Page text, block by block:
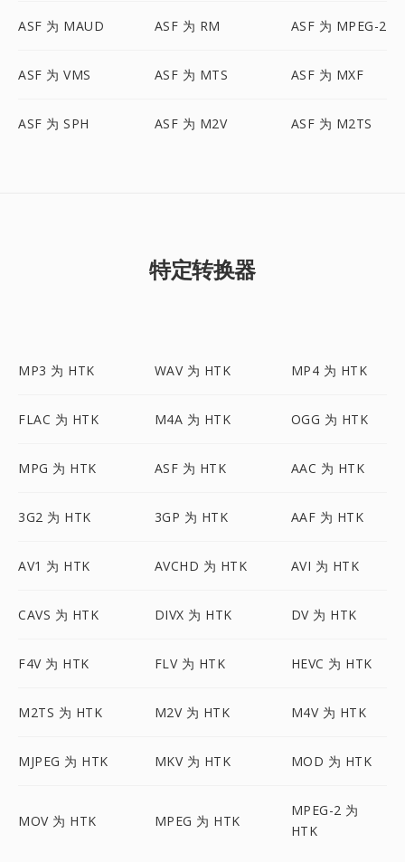
ASF 为 MAUD ASF 为 RM ASF 为 MPEG-2
ASF 为 VMS ASF 为 MTS ASF 为 MXF
ASF 为 SPH ASF 为 M2V ASF 为 M2TS
特定转换器
MP3 为 HTK WAV 为 HTK MP4 为 HTK
FLAC 为 HTK M4A 为 HTK OGG 为 HTK
MPG 为 HTK ASF 为 HTK AAC 为 HTK
3G2 为 HTK 3GP 为 HTK AAF 为 HTK
AV1 为 HTK AVCHD 为 HTK AVI 为 HTK
CAVS 为 HTK DIVX 为 HTK DV 为 HTK
F4V 为 HTK FLV 为 HTK HEVC 为 HTK
M2TS 为 HTK M2V 为 HTK M4V 为 HTK
MJPEG 为 HTK MKV 为 HTK MOD 为 HTK
MOV 为 HTK MPEG 为 HTK
MPEG-2 为
HTK